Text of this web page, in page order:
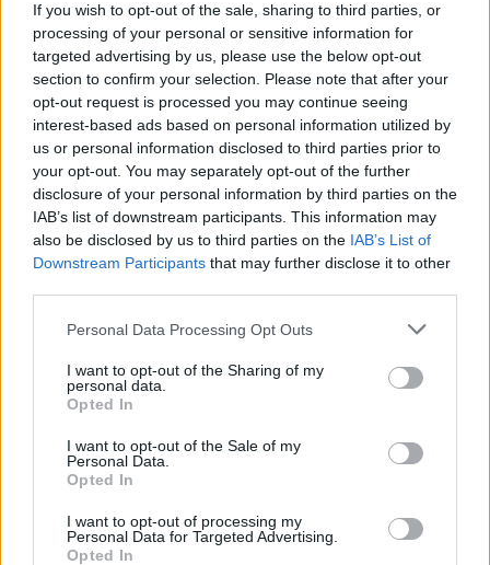
If you wish to opt-out of the sale, sharing to third parties, or
processing of your personal or sensitive information for
targeted advertising by us, please use the below opt-out
section to confirm your selection. Please note that after your
opt-out request is processed you may continue seeing
interest-based ads based on personal information utilized by
us or personal information disclosed to third parties prior to
your opt-out. You may separately opt-out of the further
disclosure of your personal information by third parties on the
IAB’s list of downstream participants. This information may
also be disclosed by us to third parties on the IAB’s List of
Downstream Participants that may further disclose it to other
Personal Data Processing Opt Outs
I want to opt-out of the Sharing of my
personal data.
Opted In
I want to opt-out of the Sale of my
Personal Data.
Opted In
I want to opt-out of processing my
Personal Data for Targeted Advertising.
Opted In
Matkailu Viihdeuutiset
31.10.2023, 15:00
Legendaarinen Viking
Cinderella palaa Suomeen –
muistatko Passi ja
hammasharja -ohjelman?
matkustaja-autolautta Viking Cinderella